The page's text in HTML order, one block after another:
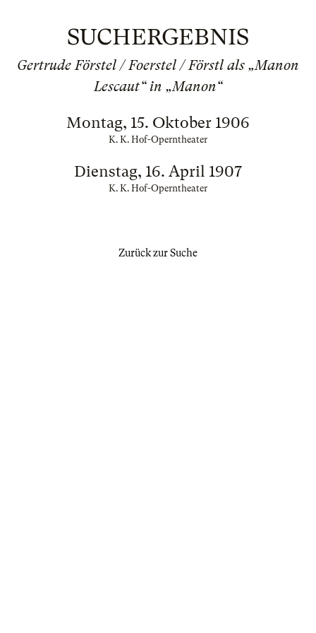
SUCHERGEBNIS
Gertrude Förstel / Foerstel / Förstl als „Manon
Lescaut“ in „Manon“
Montag, 15. Oktober 1906
K. K. Hof-Operntheater
Dienstag, 16. April 1907
K. K. Hof-Operntheater
Zurück zur Suche